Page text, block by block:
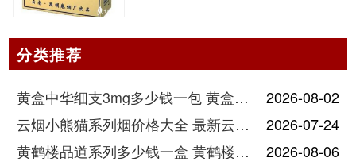
分类推荐
黄盒中华细支3mg多少钱一包 黄盒中华细支3mg香烟价格查询
2026-08-02
云烟小熊猫系列烟价格大全 最新云烟小熊猫图片报价
2026-07-24
黄鹤楼品道系列多少钱一盒 黄鹤楼品道系列香烟价格表图片
2026-08-06